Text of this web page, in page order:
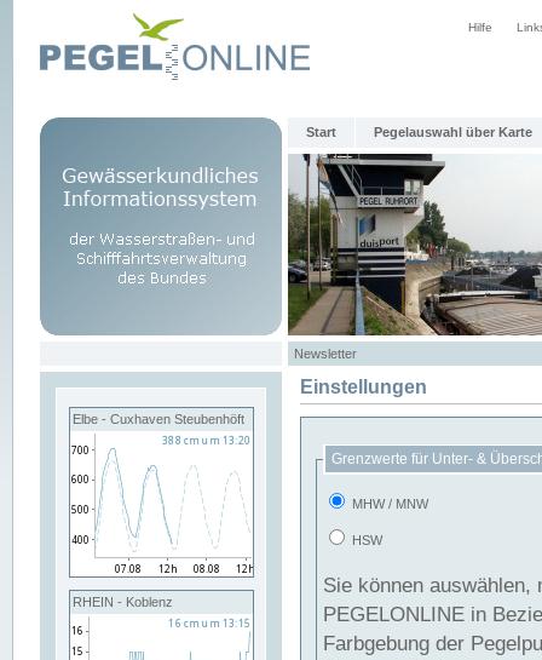
Hilfe
Start Pegelauswahl über Karte
Newsletter
Elbe - Cuxhaven Steubenhöft
RHEIN - Koblenz
Einstellungen
Grenzwerte für Unter- &
MHW / MNW
HSW
Sie können
PEGELONLINE in Beziehung
Farbgebung der